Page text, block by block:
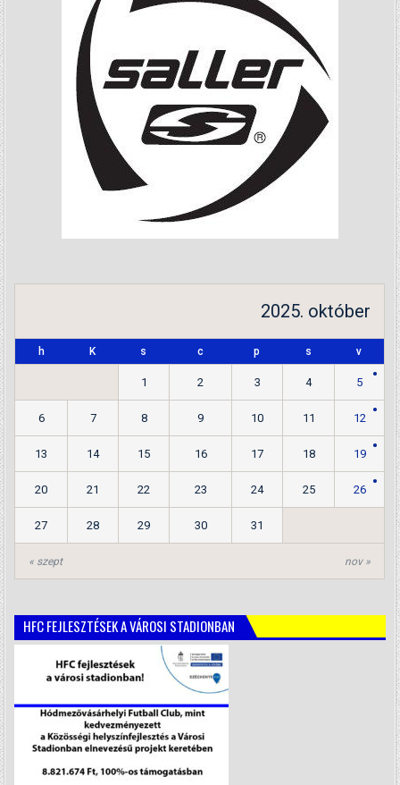
2025. október
h K s c p s v
« szept nov »
1 2 3 4 5
6 7 8 9 10 11 12
13 14 15 16 17 18 19
20 21 22 23 24 25 26
27 28 29 30 31
HFC FEJLESZTÉSEK A VÁROSI STADIONBAN